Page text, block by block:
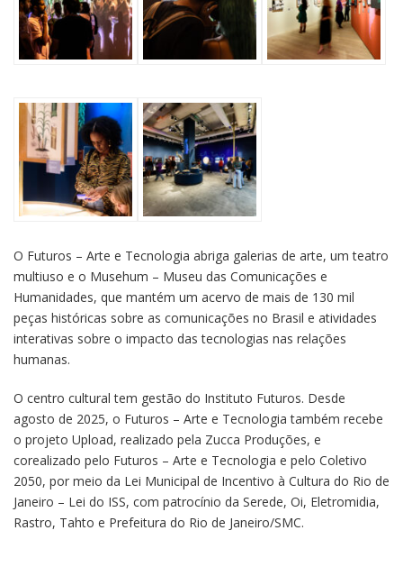
O Futuros – Arte e Tecnologia abriga galerias de arte, um teatro
multiuso e o Musehum – Museu das Comunicações e
Humanidades, que mantém um acervo de mais de 130 mil
peças históricas sobre as comunicações no Brasil e atividades
interativas sobre o impacto das tecnologias nas relações
humanas.
O centro cultural tem gestão do Instituto Futuros. Desde
agosto de 2025, o Futuros – Arte e Tecnologia também recebe
o projeto Upload, realizado pela Zucca Produções, e
corealizado pelo Futuros – Arte e Tecnologia e pelo Coletivo
2050, por meio da Lei Municipal de Incentivo à Cultura do Rio de
Janeiro – Lei do ISS, com patrocínio da Serede, Oi, Eletromidia,
Rastro, Tahto e Prefeitura do Rio de Janeiro/SMC.